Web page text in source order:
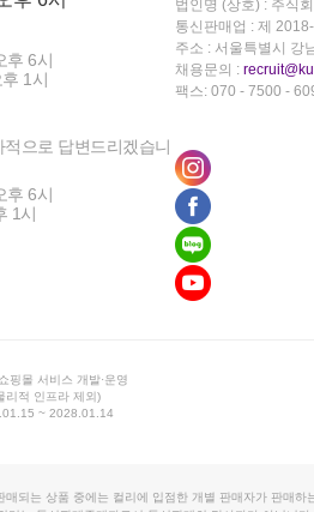
후 6시
1시
으로 답변드리겠습니
후 6시
1시
법인명 (상호) : 주식
통신판매업 : 제
주소 : 서울특별시 강
채용문의 :
팩스: 070 - 7500 -
핑몰 서비스 개발·운영
리적 인프라 제외)
~ 2028.01.14
매되는 상품 중에는 컬리에 입점한 개별 판매자가 판매하